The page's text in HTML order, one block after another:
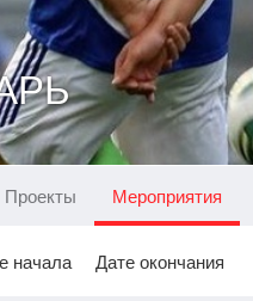
Проекты Мероприятия
начала Дате окончания